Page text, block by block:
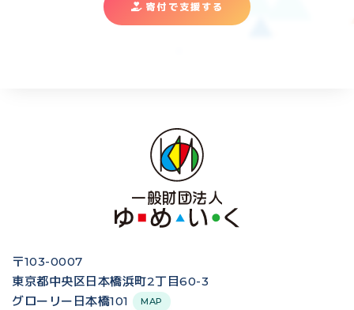
寄付で支援する
〒103-0007
東京都中央区日本橋浜町2丁目60-3
グローリー日本橋101
MAP